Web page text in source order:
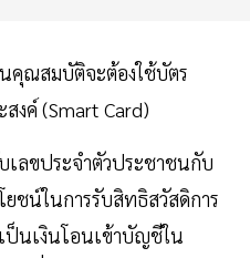
คุณสมบัติจะต้องใช้บัตร
งค์ (Smart Card)
ลขประจำตัวประชาชนกับ
ชน์ในการรับสิทธิสวัสดิการ
ป็นเงินโอนเข้าบัญชีใน